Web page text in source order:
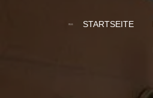
STARTSEITE